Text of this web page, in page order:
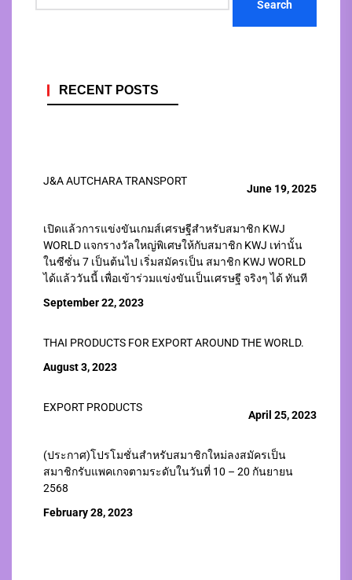
RECENT POSTS
J&A AUTCHARA TRANSPORT
June 19, 2025
เปิดแล้วการแข่งขันเกมส์เศรษฐีสำหรับสมาชิก KWJ
WORLD แจกรางวัลใหญ่พิเศษให้กับสมาชิก KWJ เท่านั้น
ในซีซั่น 7 เป็นต้นไป เริ่มสมัครเป็น สมาชิก KWJ WORLD
ได้แล้ววันนี้ เพื่อเข้าร่วมแข่งขันเป็นเศรษฐี จริงๆ ได้ ทันที
September 22, 2023
THAI PRODUCTS FOR EXPORT AROUND THE WORLD.
August 3, 2023
EXPORT PRODUCTS
April 25, 2023
(ประกาศ)โปรโมชั่นสำหรับสมาชิกใหม่ลงสมัครเป็น
สมาชิกรับแพคเกจตามระดับในวันที่ 10 – 20 กันยายน
2568
February 28, 2023